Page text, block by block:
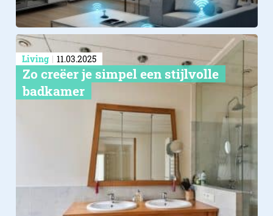
Living 11.03.2025
Zo creëer je simpel een stijlvolle
badkamer